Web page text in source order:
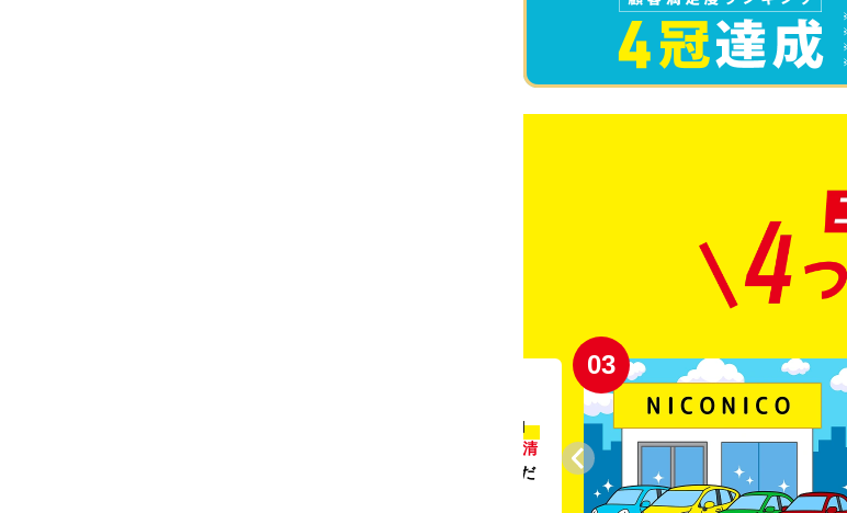
を多数導入し、
快適な車両の提供を追求しています。もちろん追
04